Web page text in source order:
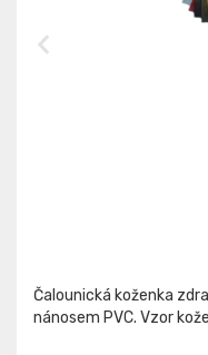
Čalounická koženka
nánosem PVC. Vzor